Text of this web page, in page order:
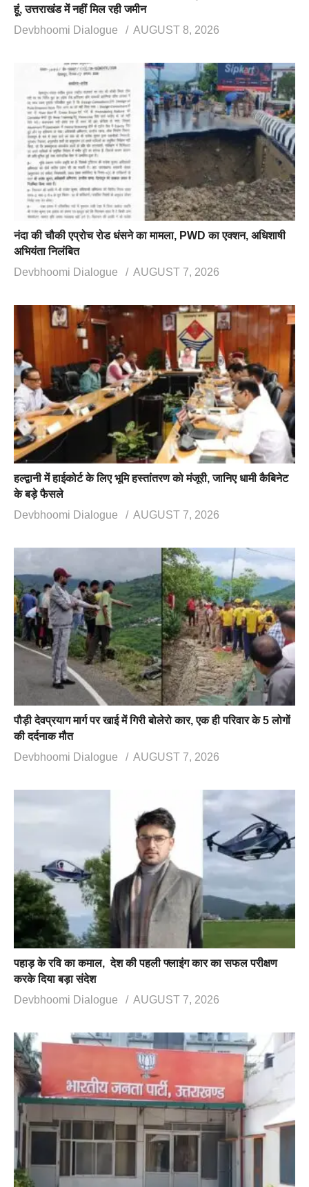
हूं, उत्तराखंड में नहीं मिल रही जमीन
Devbhoomi Dialogue
AUGUST 8, 2026
नंदा की चौकी एप्रोच रोड धंसने का मामला, PWD का एक्शन, अधिशाषी
अभियंता निलंबित
Devbhoomi Dialogue
AUGUST 7, 2026
हल्द्वानी में हाईकोर्ट के लिए भूमि हस्तांतरण को मंजूरी, जानिए धामी कैबिनेट
के बड़े फैसले
Devbhoomi Dialogue
AUGUST 7, 2026
पौड़ी देवप्रयाग मार्ग पर खाई में गिरी बोलेरो कार, एक ही परिवार के 5 लोगों
की दर्दनाक मौत
Devbhoomi Dialogue
AUGUST 7, 2026
पहाड़ के रवि का कमाल, देश की पहली फ्लाइंग कार का सफल परीक्षण
करके दिया बड़ा संदेश
Devbhoomi Dialogue
AUGUST 7, 2026